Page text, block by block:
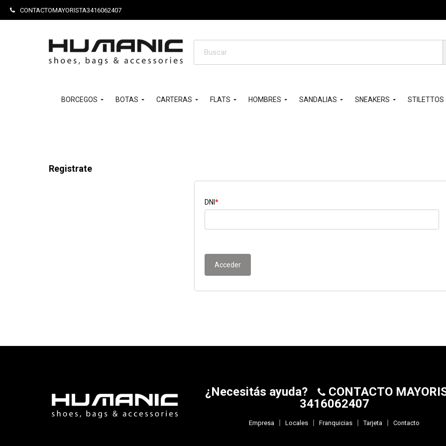
CONTACTOMAYORISTA3416062407
Búsqueda
BORCEGOS BOTAS CARTERAS FLATS HOMBRES SANDALIAS SNEAKERS STILETTOS
Registrate
DNI *
Acceder
¿Necesitás ayuda?
CONTACTO
3416062407
Empresa Locales Franquicias Tarjeta Contacto